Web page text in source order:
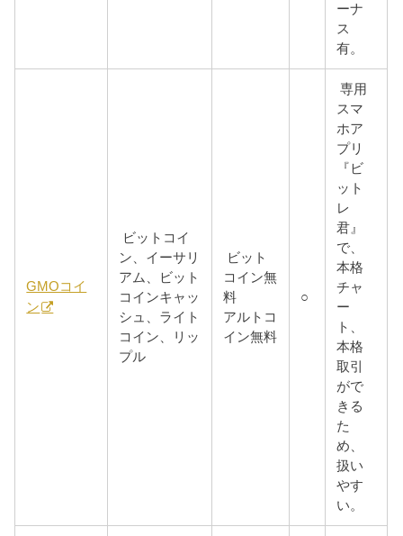
ーナ
ス
有。
GMOコイ
ン
ビットコイ
ン、イーサリ
アム、ビット
コインキャッ
シュ、ライト
コイン、リッ
プル
ビット
コイン無
料
アルトコ
イン無料
○
専用
スマ
ホア
プリ
『ビ
ット
レ
君』
で、
本格
チャ
ー
ト、
本格
取引
がで
きる
た
め、
扱い
やす
い。